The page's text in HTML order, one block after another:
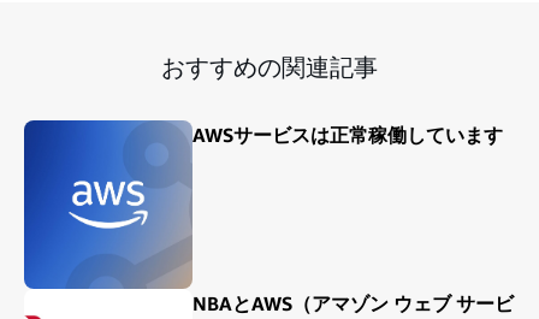
おすすめの関連記事
AWSサービスは正常稼働しています
NBAとAWS（アマゾン ウェブ サービ